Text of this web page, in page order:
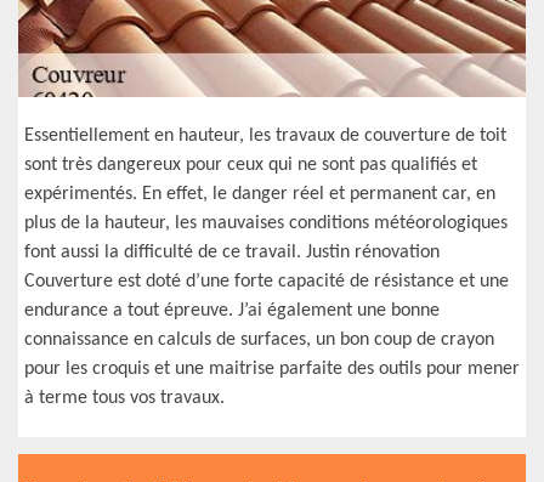
Essentiellement en hauteur, les travaux de couverture de toit
sont très dangereux pour ceux qui ne sont pas qualifiés et
expérimentés. En effet, le danger réel et permanent car, en
plus de la hauteur, les mauvaises conditions météorologiques
font aussi la difficulté de ce travail. Justin rénovation
Couverture est doté d’une forte capacité de résistance et une
endurance a tout épreuve. J’ai également une bonne
connaissance en calculs de surfaces, un bon coup de crayon
pour les croquis et une maitrise parfaite des outils pour mener
à terme tous vos travaux.